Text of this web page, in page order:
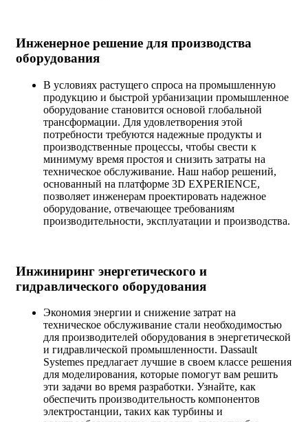
Инженерное решение для производства
оборудования
В условиях растущего спроса на промышленную
продукцию и быстрой урбанизации промышленное
оборудование становится основой глобальной
трансформации. Для удовлетворения этой
потребности требуются надежные продукты и
производственные процессы, чтобы свести к
минимуму время простоя и снизить затраты на
техническое обслуживание. Наш набор решений,
основанный на платформе 3D EXPERIENCE,
позволяет инженерам проектировать надежное
оборудование, отвечающее требованиям
производительности, эксплуатации и производства.
Инжиниринг энергетического и
гидравлического оборудования
Экономия энергии и снижение затрат на
техническое обслуживание стали необходимостью
для производителей оборудования в энергетической
и гидравлической промышленности. Dassault
Systemes предлагает лучшие в своем классе решения
для моделирования, которые помогут вам решить
эти задачи во время разработки. Узнайте, как
обеспечить производительность компонентов
электростанции, таких как турбины и